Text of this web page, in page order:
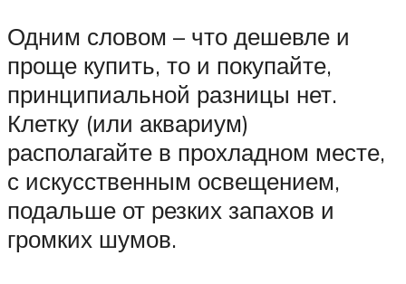
Одним словом – что дешевле и
проще купить, то и покупайте,
принципиальной разницы нет.
Клетку (или аквариум)
располагайте в прохладном месте,
с искусственным освещением,
подальше от резких запахов и
громких шумов.